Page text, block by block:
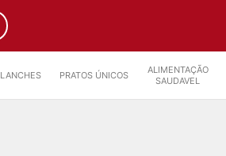
LANCHES PRATOS ÚNICOS
ALIMENTAÇÃO
SAUDAVEL